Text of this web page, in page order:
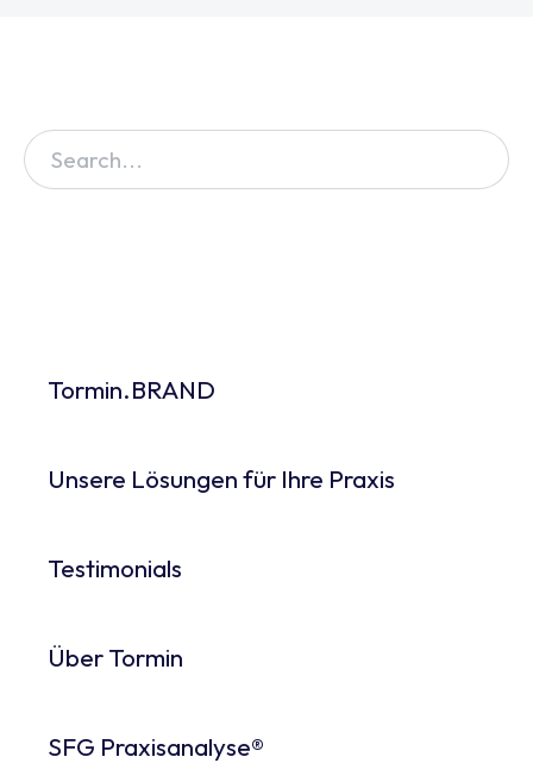
Tormin.BRAND
Unsere Lösungen für Ihre Praxis
Testimonials
Über Tormin
SFG Praxisanalyse®